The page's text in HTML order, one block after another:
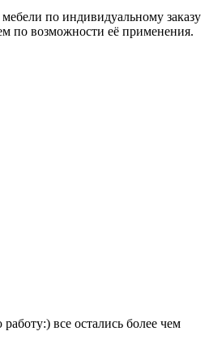
по индивидуальному заказу
по возможности её применения.
все остались более чем